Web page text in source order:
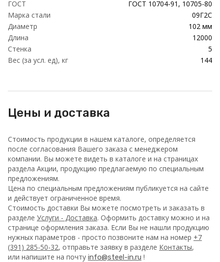
ГОСТ
ГОСТ 10704-91, 10705-80
Марка стали
09Г2С
Диаметр
102 мм
Длина
12000
Стенка
5
Вес (за усл. ед), кг
144
Цены и доставка
Стоимость продукции в нашем каталоге, определяется
после согласования Вашего заказа с менеджером
компании. Вы можете видеть в каталоге и на страницах
раздела Акции, продукцию предлагаемую по специальным
предложениям.
Цена по специальным предложениям публикуется на сайте
и действует ограниченное время.
Стоимость доставки Вы можете посмотреть и заказать в
разделе Услуги - Доставка. Оформить доставку можно и на
странице оформления заказа. Если Вы не нашли продукцию
нужных параметров - просто позвоните нам на номер +7
(391) 285-50-32, отправьте заявку в разделе Контакты,
или напишите на почту info@steel-in.ru !